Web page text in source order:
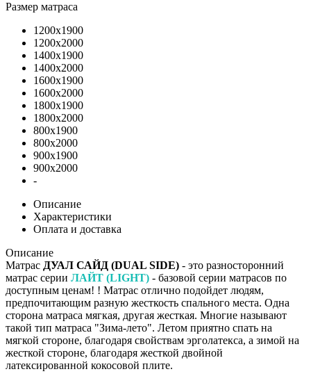
Размер матраса
1200х1900
1200х2000
1400х1900
1400х2000
1600х1900
1600х2000
1800х1900
1800х2000
800х1900
800х2000
900х1900
900х2000
-
Описание
Характеристики
Оплата и доставка
Описание
Матрас ДУАЛ САЙД (DUAL SIDE) - это разносторонний
матрас серии ЛАЙТ (LIGHT) - базовой серии матрасов по
доступным ценам! ! Матрас отлично подойдет людям,
предпочитающим разную жесткость спального места. Одна
сторона матраса мягкая, другая жесткая. Многие называют
такой тип матраса "Зима-лето". Летом приятно спать на
мягкой стороне, благодаря свойствам эрголатекса, а зимой на
жесткой стороне, благодаря жесткой двойной
латексированной кокосовой плите.